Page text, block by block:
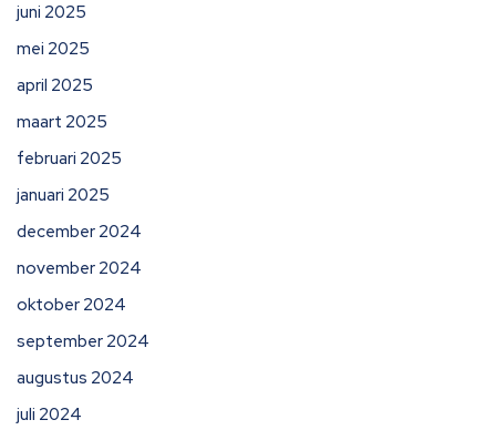
juni 2025
mei 2025
april 2025
maart 2025
februari 2025
januari 2025
december 2024
november 2024
oktober 2024
september 2024
augustus 2024
juli 2024